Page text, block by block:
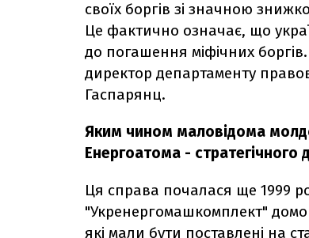
своїх боргів зі значною
Це фактично означає, що
до погашення міфічних
директор департаменту
Гаспарянц.
Яким чином маловідома
Енергоатома - стратегічного
Ця справа почалася ще 1999
"Укренергомашкомплект"
які мали бути поставлені на